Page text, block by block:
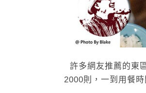
許多網友推薦的東
2000則，一到用餐